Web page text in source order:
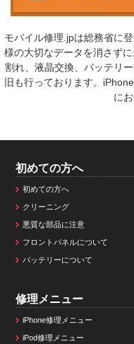
モバイル修理.jpは総務省に
様の大切なデータを消さず
割れ、液晶交換、バッテリ
旧も行っております。
に
初めての方へ
初めての方へ
クリーニング
悪質な部品に注意
フロントパネルについて
バッテリーについて
修理メニュー
iPhone修理メニュー
iPod修理メニュー